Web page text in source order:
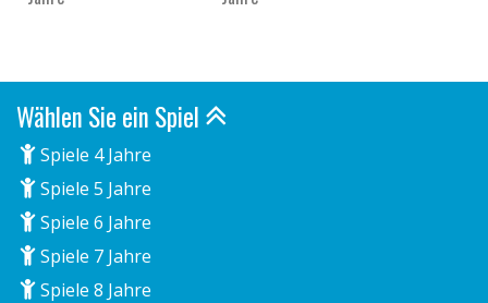
Wählen Sie ein Spiel
Spiele 4 Jahre
Spiele 5 Jahre
Spiele 6 Jahre
Spiele 7 Jahre
Spiele 8 Jahre